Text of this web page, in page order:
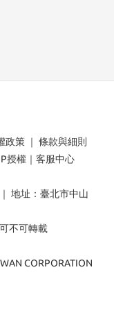
政策 ｜ 條款與細則
授權 ｜ 客服中心
地址：臺北市中山
不可轉載
CORPORATION